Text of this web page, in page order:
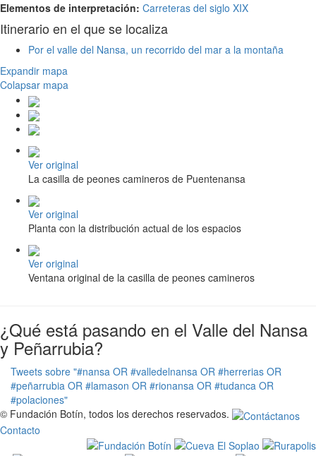
Elementos de interpretación: Carreteras del siglo XIX
Itinerario en el que se localiza
Por el valle del Nansa, un recorrido del mar a la montaña
Expandir mapa
Colapsar mapa
Ver original
La casilla de peones camineros de Puentenansa
Ver original
Planta con la distribución actual de los espacios
Ver original
Ventana original de la casilla de peones camineros
¿Qué está pasando en el Valle del Nansa
y Peñarrubia?
Tweets sobre "#nansa OR #valledelnansa OR #herrerias OR
#peñarrubia OR #lamason OR #rionansa OR #tudanca OR
#polaciones"
© Fundación Botín, todos los derechos reservados.
Contacto